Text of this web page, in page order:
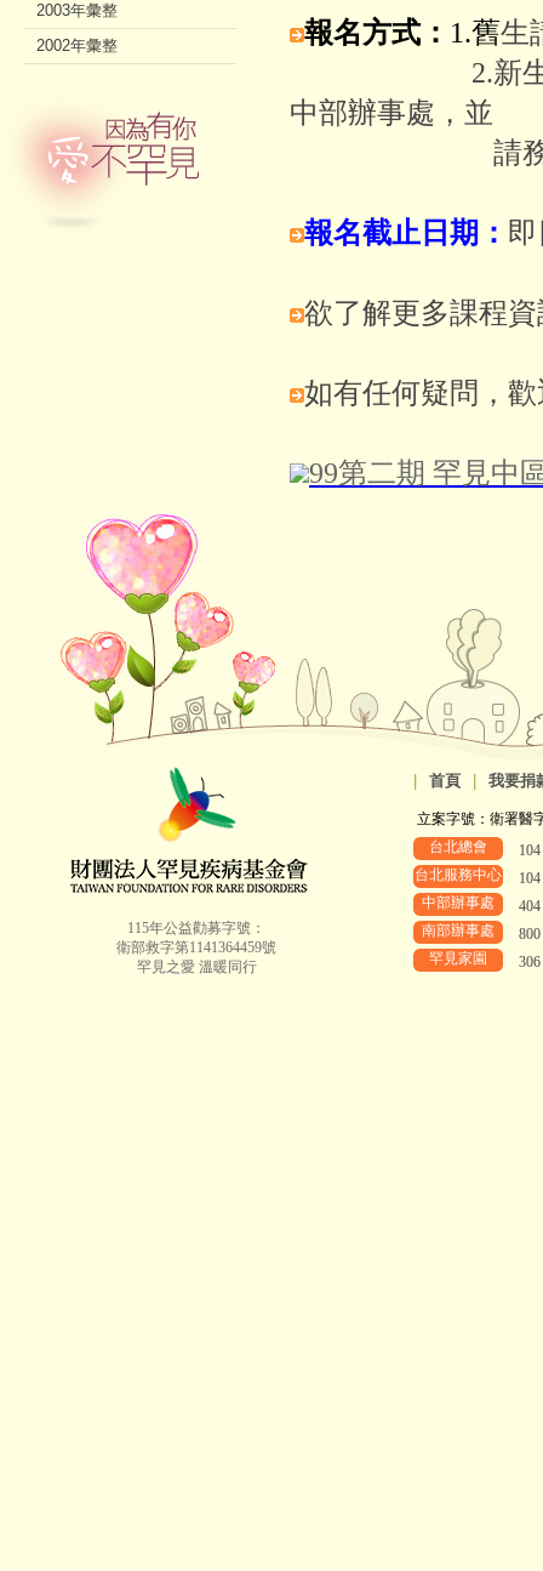
報名方式： 1.舊生
2.新生請將報
中部辦事處，並
請務必來
報名截止日期：
欲了解更多課程
如有任何疑問，
99第二期 罕見中
2003年彙整
2002年彙整
115年公益勸募字號：
衛部救字第1141364459號
罕見之愛 溫暖同行
首頁 我要捐
立案字號：衛署醫
台北總會
台北服務中心
中部辦事處
南部辦事處
罕見家園